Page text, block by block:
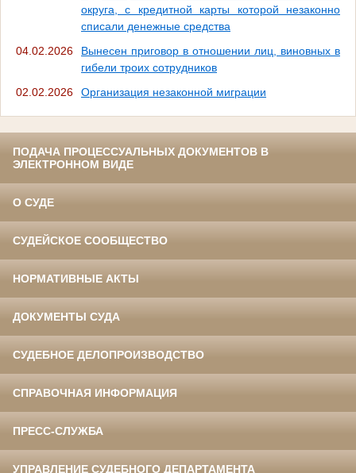
округа, с кредитной карты которой незаконно
списали денежные средства
04.02.2026
Вынесен приговор в отношении лиц, виновных в
гибели троих сотрудников
02.02.2026
Организация незаконной миграции
ПОДАЧА ПРОЦЕССУАЛЬНЫХ ДОКУМЕНТОВ В
ЭЛЕКТРОННОМ ВИДЕ
О СУДЕ
СУДЕЙСКОЕ СООБЩЕСТВО
НОРМАТИВНЫЕ АКТЫ
ДОКУМЕНТЫ СУДА
СУДЕБНОЕ ДЕЛОПРОИЗВОДСТВО
СПРАВОЧНАЯ ИНФОРМАЦИЯ
ПРЕСС-СЛУЖБА
УПРАВЛЕНИЕ СУДЕБНОГО ДЕПАРТАМЕНТА